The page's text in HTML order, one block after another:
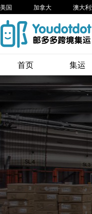
美国 加拿大 澳大利
首页 集运